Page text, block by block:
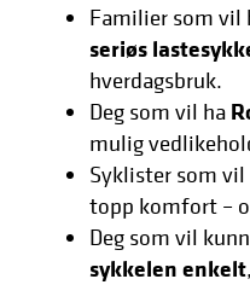
Familier som vil
seriøs
hverdagsbruk.
Deg som vil ha
mulig
Syklister som vil
topp komfort –
Deg som vil
sykkelen enkelt